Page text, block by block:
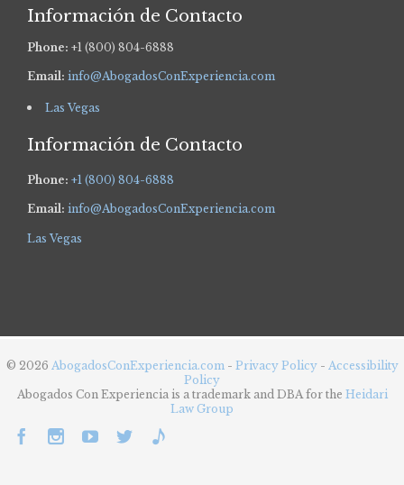
Información de Contacto
Phone: +1 (800) 804-6888
Email: info@AbogadosConExperiencia.com
Las Vegas
Información de Contacto
Phone: +1 (800) 804-6888
Email: info@AbogadosConExperiencia.com
Las Vegas
© 2026 AbogadosConExperiencia.com- Privacy Policy - Accessibility
Policy
Abogados Con Experiencia is a trademark and DBA for the Heidari
Law Group
    